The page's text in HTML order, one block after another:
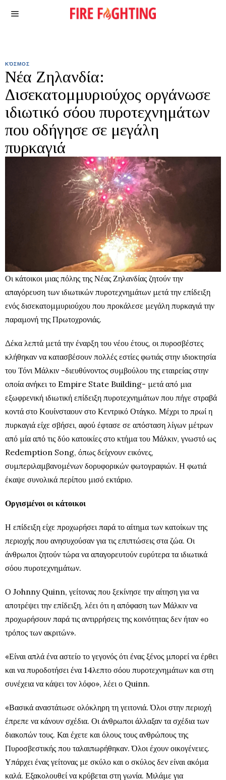
ΚΌΣΜΟΣ
Νέα Ζηλανδία:
Δισεκατομμυριούχος οργάνωσε
ιδιωτικό σόου πυροτεχνημάτων
που οδήγησε σε μεγάλη
πυρκαγιά
Οι κάτοικοι μιας πόλης της Νέας Ζηλανδίας ζητούν την
απαγόρευση των ιδιωτικών πυροτεχνημάτων μετά την επίδειξη
ενός δισεκατομμυριούχου που προκάλεσε μεγάλη πυρκαγιά την
παραμονή της Πρωτοχρονιάς.
Δέκα λεπτά μετά την έναρξη του νέου έτους, οι πυροσβέστες
κλήθηκαν να κατασβέσουν πολλές εστίες φωτιάς στην ιδιοκτησία
του Τόνι Μάλκιν -διευθύνοντος συμβούλου της εταιρείας στην
οποία ανήκει το Empire State Building- μετά από μια
εξωφρενική ιδιωτική επίδειξη πυροτεχνημάτων που πήγε στραβά
κοντά στο Κουίνσταουν στο Κεντρικό Οτάγκο. Μέχρι το πρωί η
πυρκαγιά είχε σβήσει, αφού έφτασε σε απόσταση λίγων μέτρων
από μία από τις δύο κατοικίες στο κτήμα του Μάλκιν, γνωστό ως
Redemption Song, όπως δείχνουν εικόνες,
συμπεριλαμβανομένων δορυφορικών φωτογραφιών. Η φωτιά
έκαψε συνολικά περίπου μισό εκτάριο.
Οργισμένοι οι κάτοικοι
Η επίδειξη είχε προχωρήσει παρά το αίτημα των κατοίκων της
περιοχής που ανησυχούσαν για τις επιπτώσεις στα ζώα. Οι
άνθρωποι ζητούν τώρα να απαγορευτούν ευρύτερα τα ιδιωτικά
σόου πυροτεχνημάτων.
Ο Johnny Quinn, γείτονας που ξεκίνησε την αίτηση για να
αποτρέψει την επίδειξη, λέει ότι η απόφαση των Μάλκιν να
προχωρήσουν παρά τις αντιρρήσεις της κοινότητας δεν ήταν «ο
τρόπος των ακριτών».
«Είναι απλά ένα αστείο το γεγονός ότι ένας ξένος μπορεί να έρθει
και να πυροδοτήσει ένα 14λεπτο σόου πυροτεχνημάτων και στη
συνέχεια να κάψει τον λόφο», λέει ο Quinn.
«Βασικά αναστάτωσε ολόκληρη τη γειτονιά. Όλοι στην περιοχή
έπρεπε να κάνουν σχέδια. Οι άνθρωποι άλλαξαν τα σχέδια των
διακοπών τους. Και έχετε και όλους τους ανθρώπους της
Πυροσβεστικής που ταλαιπωρήθηκαν. Όλοι έχουν οικογένειες.
Υπάρχει ένας γείτονας με σκύλο και ο σκύλος δεν είναι ακόμα
καλά. Εξακολουθεί να κρύβεται στη γωνία. Μιλάμε για